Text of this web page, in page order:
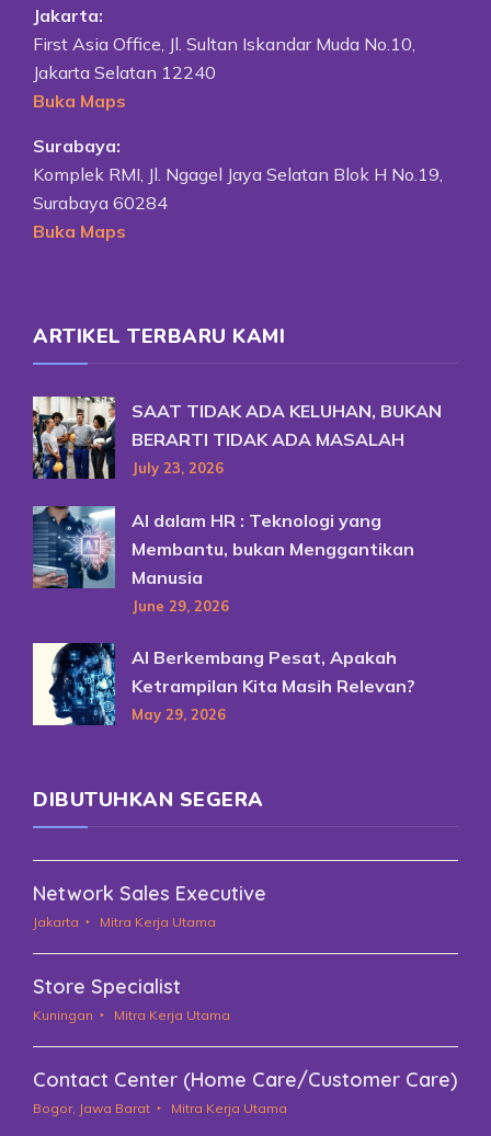
Jakarta:
First Asia Office, Jl. Sultan Iskandar Muda No.10,
Jakarta Selatan 12240
Buka Maps
Surabaya:
Komplek RMI, Jl. Ngagel Jaya Selatan Blok H No.19,
Surabaya 60284
Buka Maps
ARTIKEL TERBARU KAMI
SAAT TIDAK ADA KELUHAN, BUKAN
BERARTI TIDAK ADA MASALAH
July 23, 2026
AI dalam HR : Teknologi yang
Membantu, bukan Menggantikan
Manusia
June 29, 2026
AI Berkembang Pesat, Apakah
Ketrampilan Kita Masih Relevan?
May 29, 2026
DIBUTUHKAN SEGERA
Network Sales Executive
Jakarta Mitra Kerja Utama
Store Specialist
Kuningan Mitra Kerja Utama
Contact Center (Home Care/Customer Care)
Bogor, Jawa Barat Mitra Kerja Utama